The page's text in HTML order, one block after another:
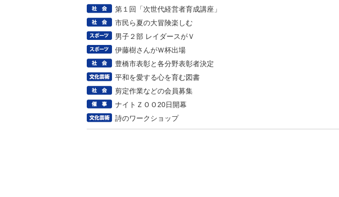
第１回「次世代経営者育成講座」
市民ら夏の大冒険楽しむ
男子２部 レイダースがＶ
伊藤樹さんがＷ杯出場
豊橋市表彰と各分野表彰者決定
平和を愛する心を育む図書
剪定作業などの会員募集
ナイトＺＯＯ20日開幕
詩のワークショップ